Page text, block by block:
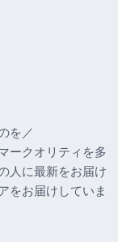
を／
ークオリティを多
人に最新をお届け
をお届けしていま